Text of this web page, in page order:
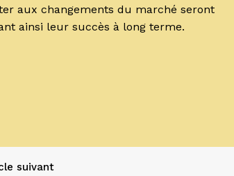
aux changements du marché seront
ainsi leur succès à long terme.
suivant